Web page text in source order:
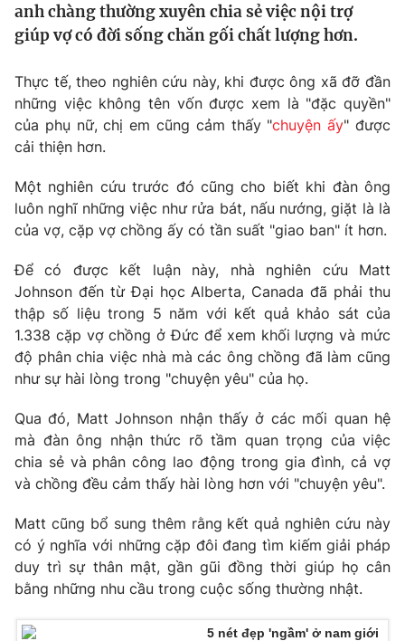
Thế giới
Thế giới đó đây
Câu chuyện quốc tế
Kinh tế
Tài chính
Thị trường
Góc doanh nghiệp
Dữ liệu và đời sống
Truyền hình
Phim VTV
Hậu trường
Nhân vật
Khán giả
Giải sao mai
Giải trí
Điện ảnh
Âm nhạc
Sao
Đời sống
Du lịch
Làm đẹp
Giáo dục
Tuyển sinh
Học trực tuyến
Hitech Công nghệ tương lai
Sản phẩm
Tư vấn
Giao lưu trực tuyến
Chuyên mục khác
Emagazine Podcast
anh chàng thường xuyên chia sẻ việc nội trợ
giúp vợ có đời sống chăn gối chất lượng hơn.
Thực tế, theo nghiên cứu này, khi được ông xã đỡ đần
những việc không tên vốn được xem là "đặc quyền"
của phụ nữ, chị em cũng cảm thấy "chuyện ấy" được
cải thiện hơn.
Một nghiên cứu trước đó cũng cho biết khi đàn ông
luôn nghĩ những việc như rửa bát, nấu nướng, giặt là là
của vợ, cặp vợ chồng ấy có tần suất "giao ban" ít hơn.
Để có được kết luận này, nhà nghiên cứu Matt
Johnson đến từ Đại học Alberta, Canada đã phải thu
thập số liệu trong 5 năm với kết quả khảo sát của
1.338 cặp vợ chồng ở Đức để xem khối lượng và mức
độ phân chia việc nhà mà các ông chồng đã làm cũng
như sự hài lòng trong "chuyện yêu" của họ.
Qua đó, Matt Johnson nhận thấy ở các mối quan hệ
mà đàn ông nhận thức rõ tầm quan trọng của việc
chia sẻ và phân công lao động trong gia đình, cả vợ
và chồng đều cảm thấy hài lòng hơn với "chuyện yêu".
Matt cũng bổ sung thêm rằng kết quả nghiên cứu này
có ý nghĩa với những cặp đôi đang tìm kiếm giải pháp
duy trì sự thân mật, gần gũi đồng thời giúp họ cân
bằng những nhu cầu trong cuộc sống thường nhật.
5 nét đẹp 'ngầm' ở nam giới